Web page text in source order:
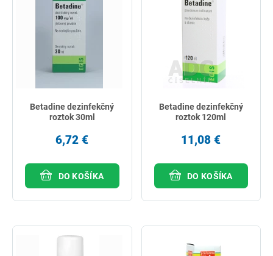
podľa názvu od A
Betadine dezinfekčný
roztok 30ml
6,72 €
DO KOŠÍKA
Betadine dezinfekčný
roztok 120ml
11,08 €
DO KOŠÍKA